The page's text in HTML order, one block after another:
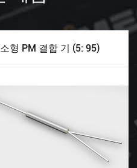
소형 PM 결합 기 (5: 95)